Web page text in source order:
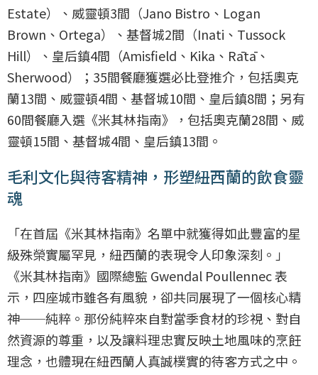
Estate）、威靈頓3間（Jano Bistro、Logan
Brown、Ortega）、基督城2間（Inati、Tussock
Hill）、皇后鎮4間（Amisfield、Kika、Rātā、
Sherwood）；35間餐廳獲選必比登推介，包括奧克
蘭13間、威靈頓4間、基督城10間、皇后鎮8間；另有
60間餐廳入選《米其林指南》，包括奧克蘭28間、威
靈頓15間、基督城4間、皇后鎮13間。
毛利文化與待客精神，形塑紐西蘭的飲食靈
魂
「在首屆《米其林指南》名單中就獲得如此豐富的星
級殊榮實屬罕見，紐西蘭的表現令人印象深刻。」
《米其林指南》國際總監 Gwendal Poullennec 表
示，四座城市雖各有風貌，卻共同展現了一個核心精
神──純粹。那份純粹來自對當季食材的珍視、對自
然資源的尊重，以及讓料理忠實反映土地風味的烹飪
理念，也體現在紐西蘭人真誠樸實的待客方式之中。